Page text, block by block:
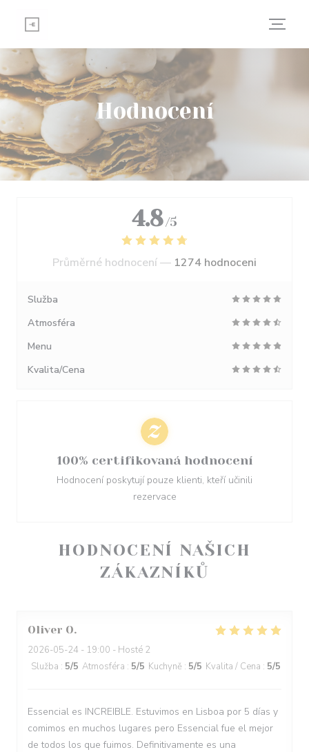
Hodnocení
HODNOCENÍ NAŠICH
ZÁKAZNÍKŮ
Oliver O
2026-05-24 - 19:00 - Hosté 2
Služba : 5/5 Atmosféra : 5/5 Kuchyně : 5/5 Kvalita / Cena : 5/5
Essencial es INCREIBLE. Estuvimos en Lisboa por 5 días y
comimos en muchos lugares pero Essencial fue el mejor
de todos los que fuimos. Definitivamente es una
4.8 /5
Průměrné hodnocení — 1274 hodnoceni
Služba
Atmosféra
Menu
Kvalita/Cena
100% certifikovaná hodnocení
Hodnocení poskytují pouze klienti, kteří učinili
rezervace